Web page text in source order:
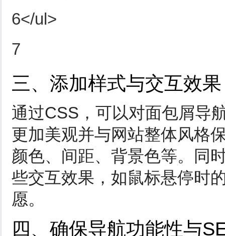
6</ul>
7
三、添加样式与交互效果
通过CSS，可以对面包屑导
更加美观并与网站整体风格
颜色、间距、背景色等。同
些交互效果，如鼠标悬停时
愿。
四、确保导航功能性与